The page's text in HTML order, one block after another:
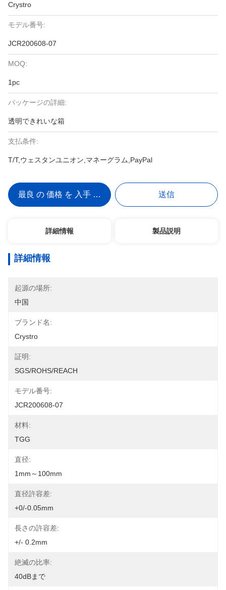
Crystro
モデル番号:
JCR200608-07
MOQ:
1pc
パッケージの詳細:
透明できれいな箱
支払条件:
T/T,ウェスタンユニオン,マネーグラム,PayPal
最良 の 価格 を 入手 する 送信
詳細情報 製品説明
詳細情報
起源の場所:
中国
ブランド名:
Crystro
証明:
SGS/ROHS/REACH
モデル番号:
JCR200608-07
材料:
TGG
直径:
1mm～100mm
直径許容差:
+0/-0.05mm
長さの許容差:
+/- 0.2mm
絶滅の比率:
40dBまで